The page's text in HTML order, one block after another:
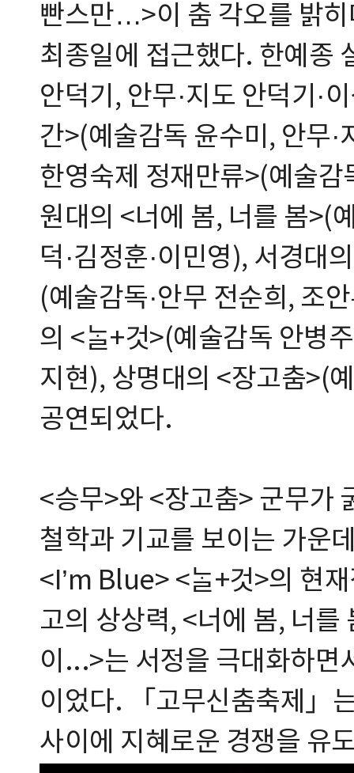
빤스만…>이 춤 각오를 밝히
최종일에 접근했다. 한예종
안덕기, 안무·지도 안덕기·
간>(예술감독 윤수미, 안무
한영숙제 정재만류>(예술감
원대의 <너에 봄, 너를 봄>(
덕·김정훈·이민영), 서경대
(예술감독·안무 전순희, 조
의 <ᄂᆞᆯ+것>(예술감독 안병
지현), 상명대의 <장고춤>(
공연되었다.
<승무>와 <장고춤> 군무가
철학과 기교를 보이는 가운
<I’m Blue> <ᄂᆞᆯ+것>의 현
고의 상상력, <너에 봄, 너
이...>는 서정을 극대화하면
이었다. 「고무신춤축제」
사이에 지혜로운 경쟁을 유